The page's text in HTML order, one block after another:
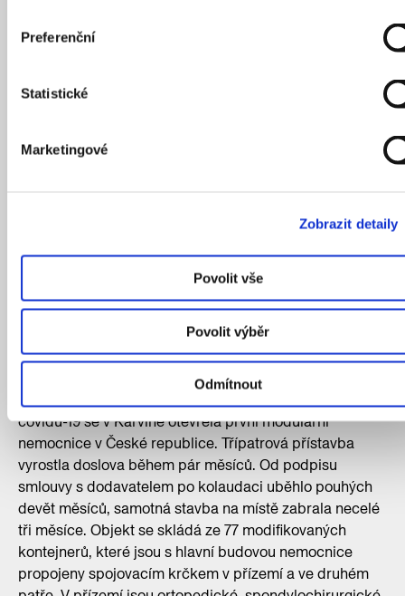
Preferenční
Statistické
Marketingové
Zobrazit detaily
Povolit vše
Povolit výběr
Odmítnout
vedle studia KOGAA podílela také designérka Denisa Strmisková.
Zdroj: Kubicek studio
Nemocnice jako skládačka
Složitá doba si žádá rychlá řešení. Během pandemie
covidu-19 se v Karviné otevřela první modulární
nemocnice v České republice. Třípatrová přístavba
vyrostla doslova během pár měsíců. Od podpisu
smlouvy s dodavatelem po kolaudaci uběhlo pouhých
devět měsíců, samotná stavba na místě zabrala necelé
tři měsíce. Objekt se skládá ze 77 modifikovaných
kontejnerů, které jsou s hlavní budovou nemocnice
propojeny spojovacím krčkem v přízemí a ve druhém